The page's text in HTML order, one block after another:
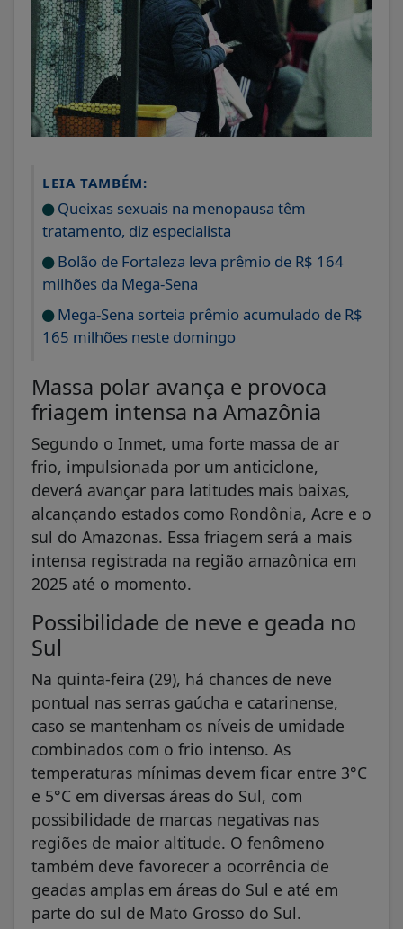
LEIA TAMBÉM:
Queixas sexuais na menopausa têm
tratamento, diz especialista
Bolão de Fortaleza leva prêmio de R$ 164
milhões da Mega-Sena
Mega-Sena sorteia prêmio acumulado de R$
165 milhões neste domingo
Massa polar avança e provoca
friagem intensa na Amazônia
Segundo o Inmet, uma forte massa de ar
frio, impulsionada por um anticiclone,
deverá avançar para latitudes mais baixas,
alcançando estados como Rondônia, Acre e o
sul do Amazonas. Essa friagem será a mais
intensa registrada na região amazônica em
2025 até o momento.
Possibilidade de neve e geada no
Sul
Na quinta-feira (29), há chances de neve
pontual nas serras gaúcha e catarinense,
caso se mantenham os níveis de umidade
combinados com o frio intenso. As
temperaturas mínimas devem ficar entre 3°C
e 5°C em diversas áreas do Sul, com
possibilidade de marcas negativas nas
regiões de maior altitude. O fenômeno
também deve favorecer a ocorrência de
geadas amplas em áreas do Sul e até em
parte do sul de Mato Grosso do Sul.